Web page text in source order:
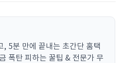
, 5분 만에 끝내는 초간단 홈택
폭탄 피하는 꿀팁 & 전문가 무